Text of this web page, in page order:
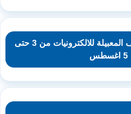
عروض مارك اند سيف المعبيلة للالكترونيات من 3 حتى
5 اغسطس